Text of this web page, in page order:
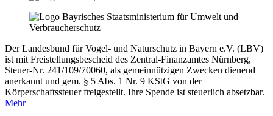
Der Landesbund für Vogel- und Naturschutz in Bayern e.V. (LBV)
ist mit Freistellungsbescheid des Zentral-Finanzamtes Nürnberg,
Steuer-Nr. 241/109/70060, als gemeinnützigen Zwecken dienend
anerkannt und gem. § 5 Abs. 1 Nr. 9 KStG von der
Körperschaftssteuer freigestellt. Ihre Spende ist steuerlich absetzbar.
Mehr